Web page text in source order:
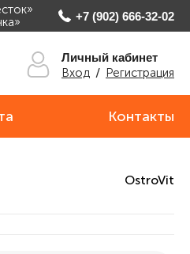
+7 (902) 666-32-02
Личный кабинет
Вход / Регистрация
Контакты
OstroVit